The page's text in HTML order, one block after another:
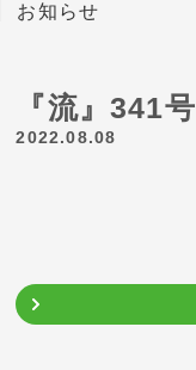
お知らせ
『流』341号
2022.08.08